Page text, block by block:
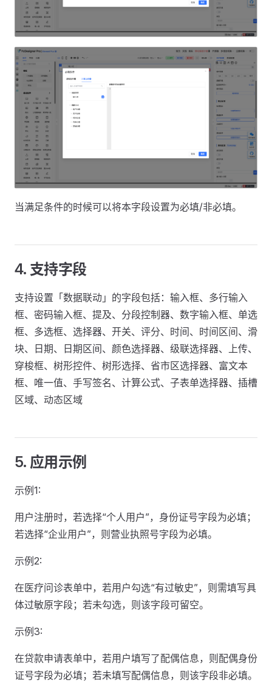
当满足条件的时候可以将本字段设置为必填/非必填。
4. 支持字段
支持设置「数据联动」的字段包括：输入框、多行输入
框、密码输入框、提及、分段控制器、数字输入框、单选
框、多选框、选择器、开关、评分、时间、时间区间、滑
块、日期、日期区间、颜色选择器、级联选择器、上传、
穿梭框、树形控件、树形选择、省市区选择器、富文本
框、唯一值、手写签名、计算公式、子表单选择器、插槽
区域、动态区域
5. 应用示例
示例1:
用户注册时，若选择“个人用户”，身份证号字段为必填；
若选择“企业用户”，则营业执照号字段为必填。
示例2:
在医疗问诊表单中，若用户勾选“有过敏史”，则需填写具
体过敏原字段；若未勾选，则该字段可留空。
示例3:
在贷款申请表单中，若用户填写了配偶信息，则配偶身份
证号字段为必填；若未填写配偶信息，则该字段非必填。